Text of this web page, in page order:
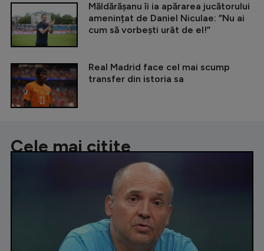
Măldărășanu îi ia apărarea jucătorului
amenințat de Daniel Niculae: ”Nu ai
cum să vorbești urât de el!”
Real Madrid face cel mai scump
transfer din istoria sa
Cele mai citite